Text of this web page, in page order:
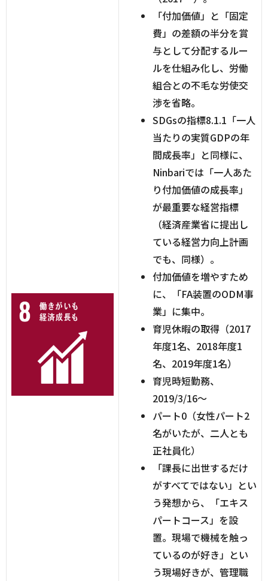
「付加価値」と「固定
費」の差額の半分を賞
与として分配するルー
ルを仕組み化し、労働
組合との不毛な労使交
渉を省略。
SDGsの指標8.1.1「一人
当たりの実質GDPの年
間成長率」と同様に、
Ninbariでは「一人あた
り付加価値の成長率」
が最重要な経営指標
（経済産業省に提出し
ている経営力向上計画
でも、同様）。
付加価値を増やすため
に、「FA装置のODM事
業」に集中。
育児休暇の取得（2017
年度1名、2018年度1
名、2019年度1名）
育児時短勤務、
2019/3/16～
パート0（女性パート2
名がいたが、二人とも
正社員化）
「課長に出世するだけ
がすべてではない」とい
う発想から、「エキス
パートコース」を設
置。現場で機械を触っ
ているのが好き」とい
う現場好きが、管理職